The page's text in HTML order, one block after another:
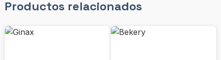
Productos relacionados